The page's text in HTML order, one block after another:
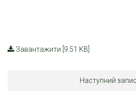
Завантажити [9.51 KB]
Наступний запис